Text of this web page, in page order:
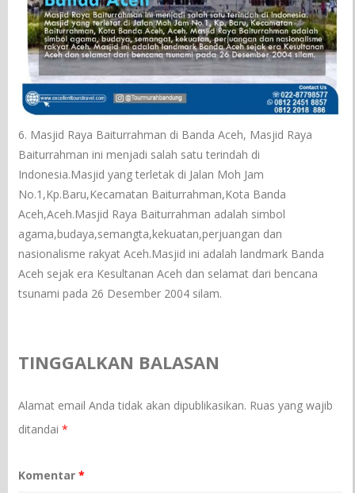
6. Masjid Raya Baiturrahman di Banda Aceh, Masjid Raya
Baiturrahman ini menjadi salah satu terindah di
Indonesia.Masjid yang terletak di Jalan Moh Jam
No.1,Kp.Baru,Kecamatan Baiturrahman,Kota Banda
Aceh,Aceh.Masjid Raya Baiturrahman adalah simbol
agama,budaya,semangta,kekuatan,perjuangan dan
nasionalisme rakyat Aceh.Masjid ini adalah landmark Banda
Aceh sejak era Kesultanan Aceh dan selamat dari bencana
tsunami pada 26 Desember 2004 silam.
TINGGALKAN BALASAN
Alamat email Anda tidak akan dipublikasikan. Ruas yang wajib
ditandai*
Komentar*